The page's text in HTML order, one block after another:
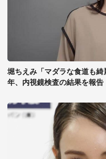
堀ちえみ「マダラな食道も
年、内視鏡検査の結果を報告